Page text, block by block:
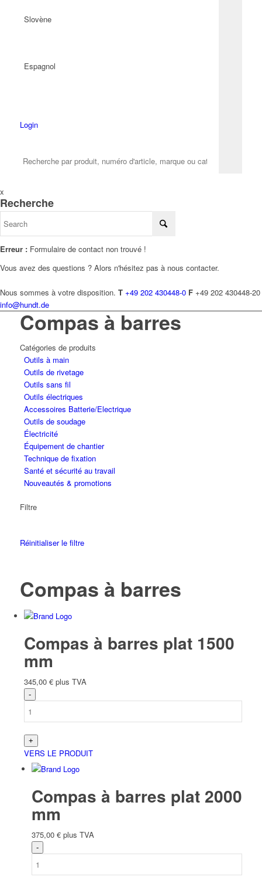
Slovène
Espagnol
Login
x
Recherche
Erreur : Formulaire de contact non trouvé !
Vous avez des questions ? Alors n'hésitez pas à nous contacter.
Nous sommes à votre disposition. T +49 202 430448-0 F +49 202 430448-20
info@hundt.de
Compas à barres
Catégories de produits
Outils à main
Outils de rivetage
Outils sans fil
Outils électriques
Accessoires Batterie/Electrique
Outils de soudage
Électricité
Équipement de chantier
Technique de fixation
Santé et sécurité au travail
Nouveautés & promotions
Filtre
Réinitialiser le filtre
Compas à barres
Compas à barres plat 1500
mm
345,00 € plus TVA
VERS LE PRODUIT
Compas à barres plat 2000
mm
375,00 € plus TVA